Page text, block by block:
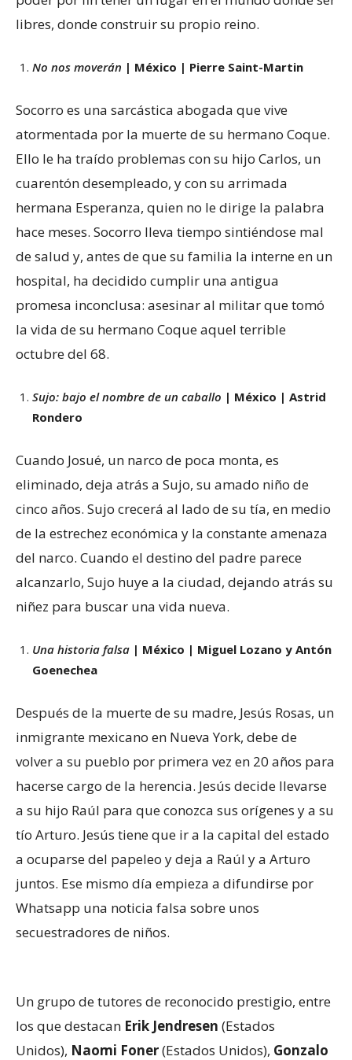
libres, donde construir su propio reino.
No nos moverán | México | Pierre Saint-Martin
Socorro es una sarcástica abogada que vive
atormentada por la muerte de su hermano Coque.
Ello le ha traído problemas con su hijo Carlos, un
cuarentón desempleado, y con su arrimada
hermana Esperanza, quien no le dirige la palabra
hace meses. Socorro lleva tiempo sintiéndose mal
de salud y, antes de que su familia la interne en un
hospital, ha decidido cumplir una antigua
promesa inconclusa: asesinar al militar que tomó
la vida de su hermano Coque aquel terrible
octubre del 68.
Sujo: bajo el nombre de un caballo | México | Astrid
Rondero
Cuando Josué, un narco de poca monta, es
eliminado, deja atrás a Sujo, su amado niño de
cinco años. Sujo crecerá al lado de su tía, en medio
de la estrechez económica y la constante amenaza
del narco. Cuando el destino del padre parece
alcanzarlo, Sujo huye a la ciudad, dejando atrás su
niñez para buscar una vida nueva.
Una historia falsa | México | Miguel Lozano y Antón
Goenechea
Después de la muerte de su madre, Jesús Rosas, un
inmigrante mexicano en Nueva York, debe de
volver a su pueblo por primera vez en 20 años para
hacerse cargo de la herencia. Jesús decide llevarse
a su hijo Raúl para que conozca sus orígenes y a su
tío Arturo. Jesús tiene que ir a la capital del estado
a ocuparse del papeleo y deja a Raúl y a Arturo
juntos. Ese mismo día empieza a difundirse por
Whatsapp una noticia falsa sobre unos
secuestradores de niños.
Un grupo de tutores de reconocido prestigio, entre
los que destacan Erik Jendresen (Estados
Unidos), Naomi Foner(Estados Unidos), Gonzalo